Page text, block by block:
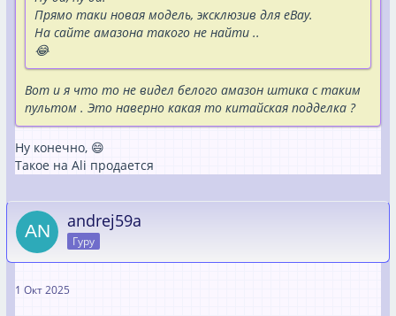
Прямо таки новая модель, эксклюзив для eBay.
На сайте амазона такого не найти ..
😂
Вот и я что то не видел белого амазон штика с таким
пультом . Это наверно какая то китайская подделка ?
Ну конечно, 😄
Такое на Ali продается
andrej59a
Гуру
1 Окт 2025